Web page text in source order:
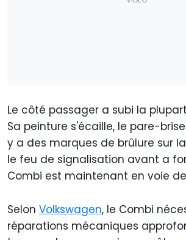
Le côté passager a subi la
Sa peinture s'écaille, le pare-
y a des marques de brûlure sur
le feu de signalisation avant a
Combi est maintenant en voie
Selon Volkswagen, le Combi
réparations mécaniques